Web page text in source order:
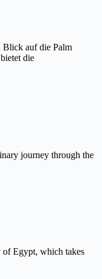
Blick auf die Palm
die
journey through the
of Egypt, which takes